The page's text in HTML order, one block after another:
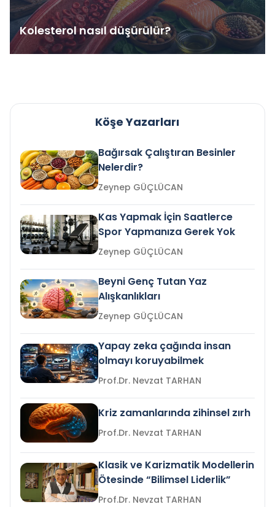
Kolesterol nasıl düşürülür?
Köşe Yazarları
Bağırsak Çalıştıran Besinler
Nelerdir?
Zeynep GÜÇLÜCAN
Kas Yapmak İçin Saatlerce
Spor Yapmanıza Gerek Yok
Zeynep GÜÇLÜCAN
Beyni Genç Tutan Yaz
Alışkanlıkları
Zeynep GÜÇLÜCAN
Yapay zeka çağında insan
olmayı koruyabilmek
Prof.Dr. Nevzat TARHAN
Kriz zamanlarında zihinsel zırh
Prof.Dr. Nevzat TARHAN
Klasik ve Karizmatik Modellerin
Ötesinde “Bilimsel Liderlik”
Prof.Dr. Nevzat TARHAN